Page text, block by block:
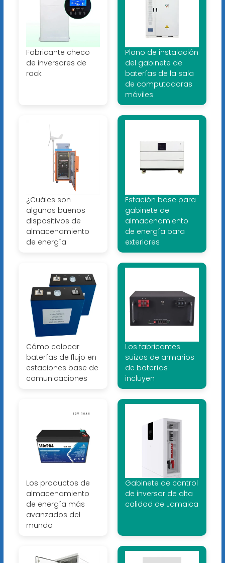
Fabricante checo
de inversores de
rack
Plano de instalación
del gabinete de
baterías de la sala
de computadoras
móviles
¿Cuáles son
algunos buenos
dispositivos de
almacenamiento
de energía
Estación base para
gabinete de
almacenamiento
de energía para
exteriores
Cómo colocar
baterías de flujo en
estaciones base de
comunicaciones
Los fabricantes
suizos de armarios
de baterías
incluyen
Los productos de
almacenamiento
de energía más
avanzados del
mundo
Gabinete de control
de inversor de alta
calidad de Jamaica